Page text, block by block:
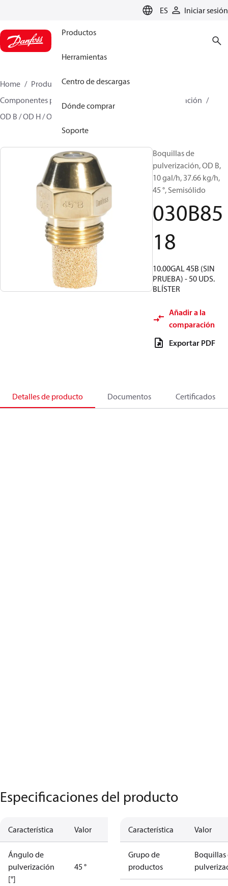
ES Iniciar sesión
Productos
Herramientas
Centro de descargas
Dónde comprar
Soporte
Home Productos
Climate Solutions for heating
Componentes para quemador
Boquillas de pulverización
OD B / OD H / OD S
Boquillas de
pulverización, OD B,
10 gal/h, 37.66 kg/h,
45 °, Semisólido
030B85
18
10.00GAL 45B (SIN
PRUEBA) - 50 UDS.
BLÍSTER
Añadir a la
comparación
Exportar PDF
Detalles de producto Documentos Certificados
Especificaciones del producto
Característica Valor
Ángulo de
pulverización
[°]
45 °
Característica Valor
Grupo de
productos
Boquillas